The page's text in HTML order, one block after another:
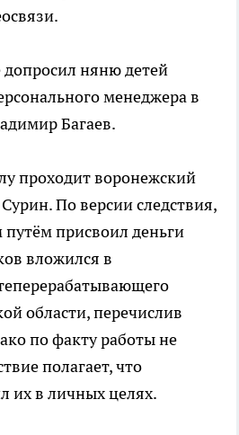
допросил няню детей
менеджера в
Багаев.
проходит воронежский
По версии следствия,
присвоил деньги
вложился в
области, перечислив
по факту работы не
полагает, что
их в личных целях.